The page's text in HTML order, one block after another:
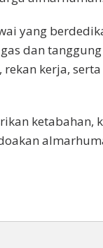
yang
dan
kerja,
ketabahan,